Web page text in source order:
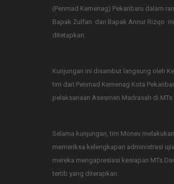
(Penmad Kemenag) Pekanbaru dalam
Bapak Zulfan dan Bapak Annur Rizqo
ditetapkan.​​​​​​​
Kunjungan ini disambut langsung oleh
tim dari Penmad Kemenag Kota
pelaksanaan Asesmen Madrasah di
Selama kunjungan, tim Monev
memeriksa kelengkapan administrasi
mereka mengapresiasi kesiapan MTs
tertib yang diterapkan.